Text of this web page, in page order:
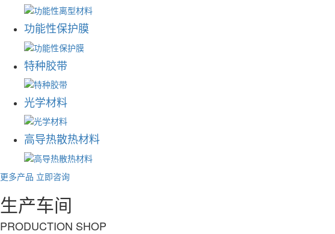
功能性保护膜
特种胶带
光学材料
高导热散热材料
更多产品 立即咨询
生产车间
PRODUCTION SHOP